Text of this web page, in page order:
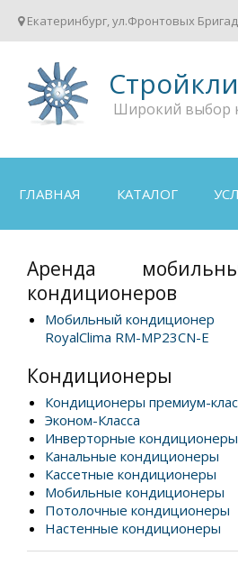
Екатеринбург, ул.Фронтовых
Широкий выбор
ГЛАВНАЯ КАТАЛОГ
Аренда
кондиционеров
Мобильный кондиционер
RoyalClima RM-MP23CN-E
Кондиционеры
Кондиционеры премиум-
Эконом-Класса
Инверторные кондиционеры
Канальные кондиционеры
Кассетные кондиционеры
Мобильные кондиционеры
Потолочные кондиционеры
Настенные кондиционеры